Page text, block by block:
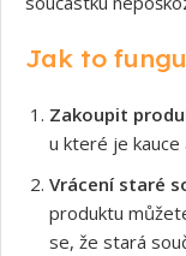
Jak to
Zakoupit
u které je kauce
Vrácení staré
produktu
se, že stará